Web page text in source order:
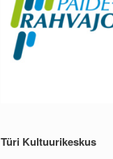
Türi Kultuurikeskus